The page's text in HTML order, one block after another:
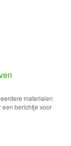
materialen
een berichtje voor